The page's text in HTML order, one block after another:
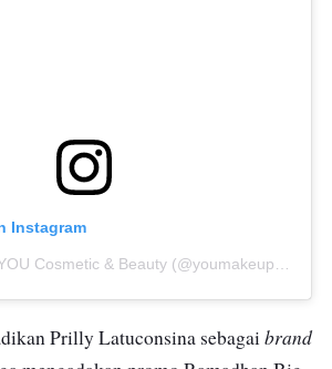
Instagram
A post shared by YOU Cosmetic & Beauty (@youmakeups_id)
Prilly Latuconsina sebagaibrand